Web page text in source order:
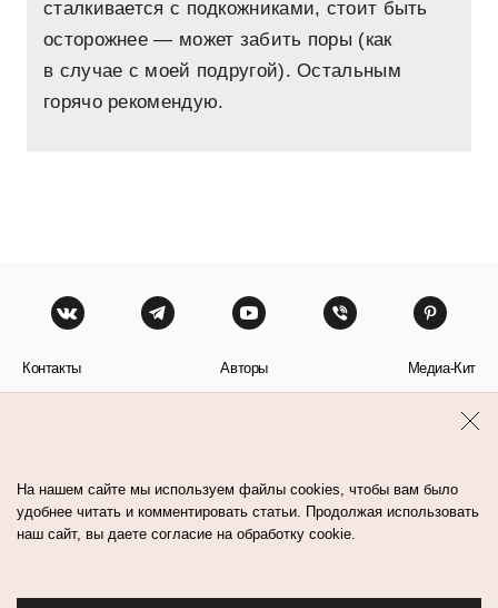
сталкивается с подкожниками, стоит быть
осторожнее — может забить поры (как
в случае с моей подругой). Остальным
горячо рекомендую.
Контакты Авторы Медиа-Кит
На нашем сайте мы используем файлы cookies, чтобы вам было
удобнее читать и комментировать статьи. Продолжая использовать
наш сайт, вы даете согласие на обработку cookie.